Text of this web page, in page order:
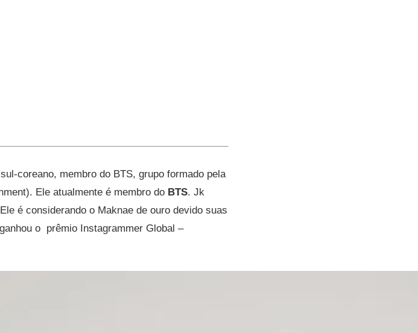
coreano, membro do BTS, grupo formado pela
Ele atualmente é membro do BTS. Jk
é considerando o Maknae de ouro devido suas
o prêmio Instagrammer Global –